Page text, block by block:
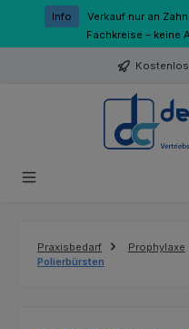
Zum Hauptinhalt springen
Info
Verkauf nur an
Fachkreise – keine
Praxisbedarf Prophylaxe
Polierbürsten